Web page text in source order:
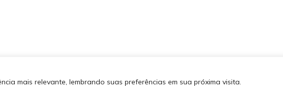
mais relevante, lembrando suas preferências em sua próxima visita.